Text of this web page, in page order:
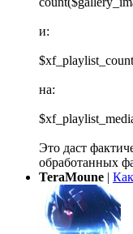
и:
$xf_playlist_count
на:
Это даст
обработанных
TeraMoune |